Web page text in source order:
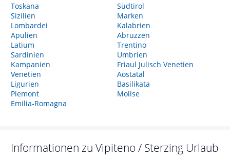
Toskana
Sizilien
Lombardei
Apulien
Latium
Sardinien
Kampanien
Venetien
Ligurien
Piemont
Emilia-Romagna
Südtirol
Marken
Kalabrien
Abruzzen
Trentino
Umbrien
Friaul Julisch Venetien
Aostatal
Basilikata
Molise
Informationen zu Vipiteno / Sterzing Urlaub